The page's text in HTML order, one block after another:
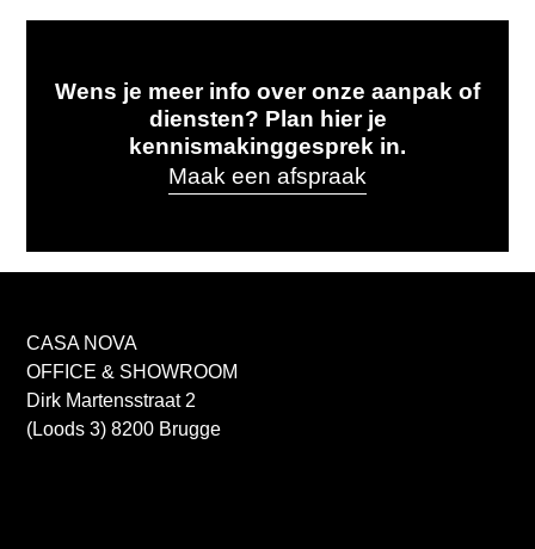
Wens je meer info over onze aanpak of
diensten? Plan hier je
kennismakinggesprek in.
Maak een afspraak
CASA NOVA
OFFICE & SHOWROOM
Dirk Martensstraat 2
(Loods 3) 8200 Brugge